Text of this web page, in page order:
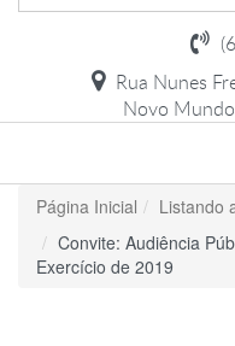
Rua Nunes
Novo
Página Inicial
Listando
Convite: Audiência
Exercício de 2019